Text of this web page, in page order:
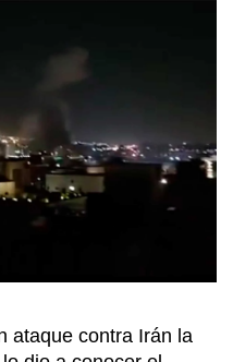
ataque contra Irán la